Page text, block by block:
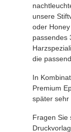
unsere
oder
passendes
die
In
Premium
später sehr
Fragen Sie